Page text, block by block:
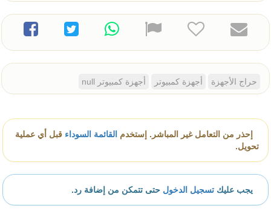
حراج الأجهزة أجهزة كمبيوتر أجهزة كمبيوتر null
إحذر من التعامل غير المباشر. إستخدم القائمة السوداء قبل أي عملية
تحويل.
يجب عليك تسجيل الدخول حتى تتمكن من إضافة رد.